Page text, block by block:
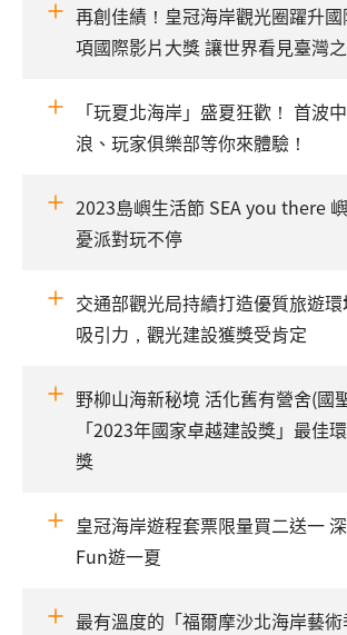
再創佳績！皇冠海岸觀光圈躍升
項國際影片大獎 讓世界看見臺灣
「玩夏北海岸」盛夏狂歡！ 首波
浪、玩家俱樂部等你來體驗！
2023島嶼生活節 SEA you there
憂派對玩不停
交通部觀光局持續打造優質旅遊
吸引力，觀光建設獲獎受肯定
野柳山海新秘境 活化舊有營舍(國
「2023年國家卓越建設獎」最佳
獎
皇冠海岸遊程套票限量買二送一
Fun遊一夏
最有溫度的「福爾摩沙北海岸藝